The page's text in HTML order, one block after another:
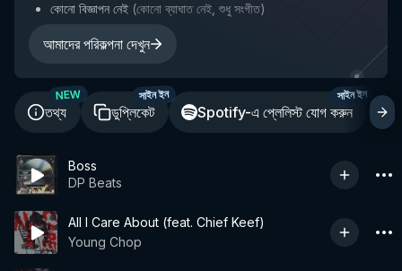
কোনো বিজ্ঞাপন নেই (কোনো ব্যাঘাত নেই, শুধু সংগীত)
আমাদের পরিকল্পনা দেখুন
তথ্য
NEW
ডুপ্লিকেট
সাইন ইন
Spotify-এ প্লেলিস্ট যোগ করুন
সাইন ইন
Boss
DP Beats
All I Care About (feat. Chief Keef)
Young Chop